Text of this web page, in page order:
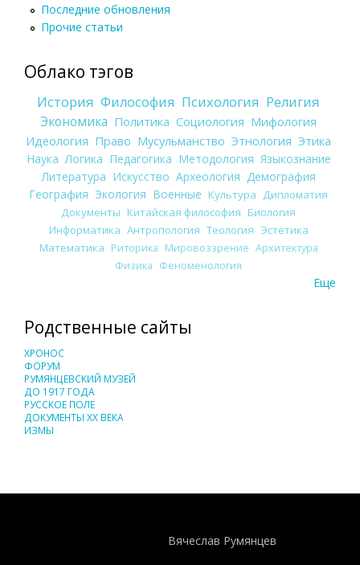
Последние обновления
Прочие статьи
Облако тэгов
История Философия Психология Религия
Экономика Политика Социология Мифология
Идеология Право Мусульманство Этнология Этика
Наука Логика Педагогика Методология Языкознание
Литература Искусство Археология Демография
География Экология Военные Культура
Дипломатия
Документы Китайская философия Биология
Информатика Антропология Теология Эстетика
Математика Риторика Мировоззрение Архитектура
Физика Феноменология
Еще
Родственные сайты
ХРОНОС
ФОРУМ
РУМЯНЦЕВСКИЙ МУЗЕЙ
ДО 1917 ГОДА
РУССКОЕ ПОЛЕ
ДОКУМЕНТЫ XX ВЕКА
ИЗМЫ
Вячеслав Румянцев